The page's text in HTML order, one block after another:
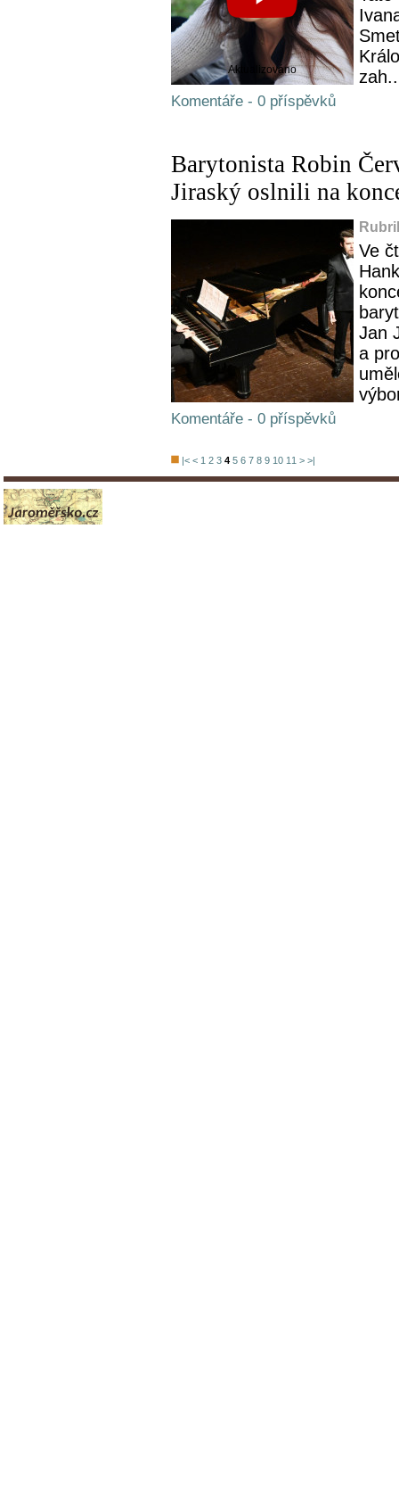
Aktualizováno
Komentáře - 0 příspěvků
Barytonista Robin
Jiraský oslnili na
Ve
Jan
a
Komentáře - 0 příspěvků
|< < 1 2 3 4 5 6 7 8 9 10 11 > >|